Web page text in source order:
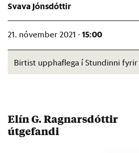
Svava Jónsdóttir
21. nóvember 2021 · 15:00
Birtist upphaflega í Stundinni fyrir
Elín G. Ragnarsdóttir
útgefandi